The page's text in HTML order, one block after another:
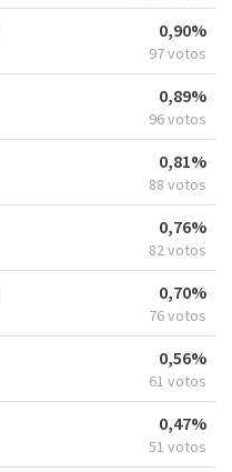
0,90%
97 votos
0,89%
96 votos
0,81%
88 votos
0,76%
82 votos
0,70%
76 votos
0,56%
61 votos
0,47%
51 votos